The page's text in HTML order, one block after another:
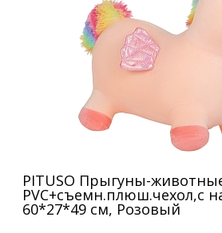
PITUSO Прыгуны-
PVC+съемн.плюш.чехол,с
60*27*49 см, Розовый